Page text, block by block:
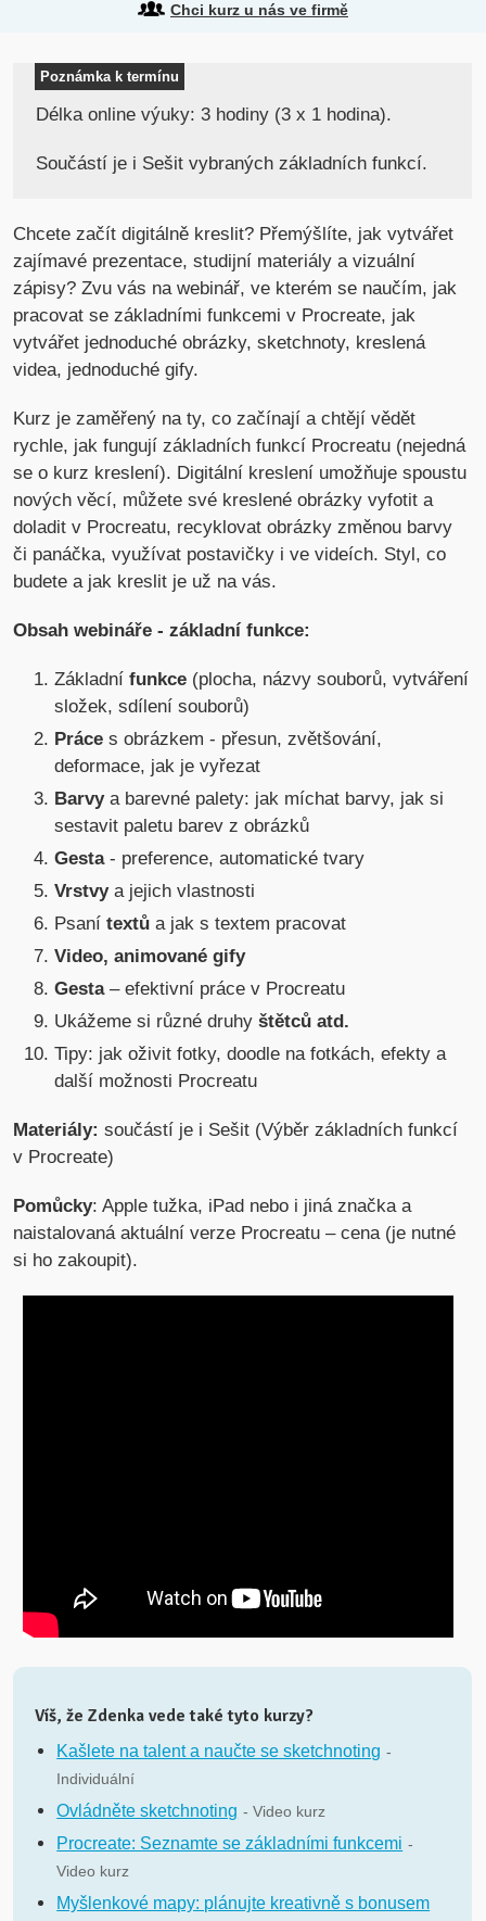
Chci kurz u nás ve firmě
Poznámka k termínu
Délka online výuky: 3 hodiny (3 x 1 hodina).
Součástí je i Sešit vybraných základních funkcí.
Chcete začít digitálně kreslit? Přemýšlíte, jak vytvářet
zajímavé prezentace, studijní materiály a vizuální
zápisy? Zvu vás na webinář, ve kterém se naučím, jak
pracovat se základními funkcemi v Procreate, jak
vytvářet jednoduché obrázky, sketchnoty, kreslená
videa, jednoduché gify.
Kurz je zaměřený na ty, co začínají a chtějí vědět
rychle, jak fungují základních funkcí Procreatu (nejedná
se o kurz kreslení). Digitální kreslení umožňuje spoustu
nových věcí, můžete své kreslené obrázky vyfotit a
doladit v Procreatu, recyklovat obrázky změnou barvy
či panáčka, využívat postavičky i ve videích. Styl, co
budete a jak kreslit je už na vás.
Obsah webináře - základní funkce:
Základnífunkce (plocha, názvy souborů, vytváření
složek, sdílení souborů)
Práce s obrázkem - přesun, zvětšování,
deformace, jak je vyřezat
Barvya barevné palety: jak míchat barvy, jak si
sestavit paletu barev z obrázků
Gesta- preference, automatické tvary
Vrstvya jejich vlastnosti
Psanítextů a jak s textem pracovat
Video, animované gify
Gesta– efektivní práce v Procreatu
Ukážeme si různé druhyštětců atd.
Tipy: jak oživit fotky, doodle na fotkách, efekty a
další možnosti Procreatu
Materiály: součástí je i Sešit (Výběr základních funkcí
v Procreate)
Pomůcky: Apple tužka, iPad nebo i jiná značka a
naistalovaná aktuální verze Procreatu – cena (je nutné
si ho zakoupit).
Víš, že Zdenka vede také tyto kurzy?
Kašlete na talent a naučte se sketchnoting -
Individuální
Ovládněte sketchnoting - Video kurz
Procreate: Seznamte se základními funkcemi -
Video kurz
Myšlenkové mapy: plánujte kreativně s bonusem